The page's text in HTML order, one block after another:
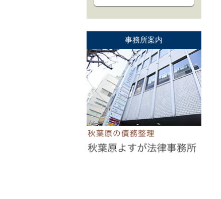
事務所案内